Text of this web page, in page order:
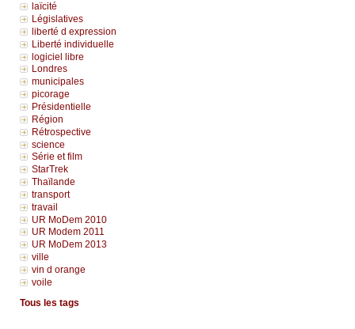
laïcité
Législatives
liberté d expression
Liberté individuelle
logiciel libre
Londres
municipales
picorage
Présidentielle
Région
Rétrospective
science
Série et film
StarTrek
Thaïlande
transport
travail
UR MoDem 2010
UR Modem 2011
UR MoDem 2013
ville
vin d orange
voile
Tous les tags